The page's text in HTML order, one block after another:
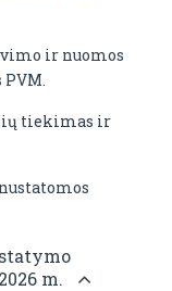
ir nuomos
tiekimas ir
m.